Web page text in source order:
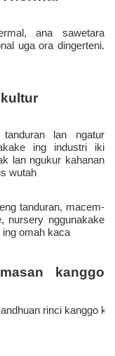
ana sawetara
uga ora dingerteni.
lan ngatur
ing industri iki
lan ngukur kahanan
wutah
tanduran, macem-
nursery nggunakake
ing omah kaca
kanggo